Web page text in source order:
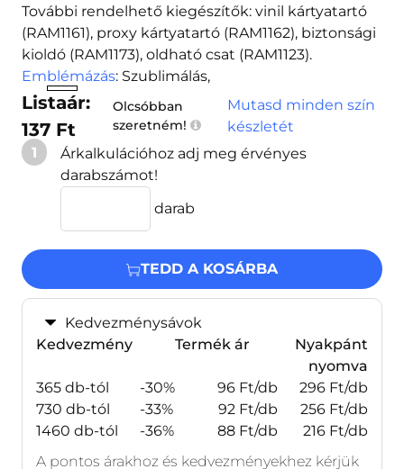
További rendelhető kiegészítők: vinil kártyatartó
(RAM1161), proxy kártyatartó (RAM1162), biztonsági
kioldó (RAM1173), oldható csat (RAM1123).
Emblémázás: Szublimálás,
Listaár:
137 Ft
Olcsóbban
szeretném!
Mutasd minden szín
készletét
1
Árkalkulációhoz adj meg érvényes
darabszámot!
darab
TEDD A KOSÁRBA
Kedvezménysávok
Kedvezmény
Termék ár
Nyakpánt
nyomva
365 db-tól
-30% 96 Ft/db
296 Ft/db
730 db-tól
-33% 92 Ft/db
256 Ft/db
1460 db-tól
-36% 88 Ft/db
216 Ft/db
A pontos árakhoz és kedvezményekhez kérjük